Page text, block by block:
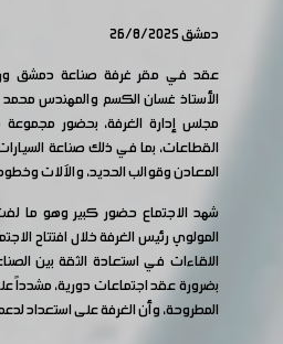
دمشق 26/8/2025
عقد في مقر غرفة صناعة دمشق
الأستاذ غسان الكسم والمهندس
مجلس إدارة الغرفة، بحضور
القطاعات، بما في ذلك صناعة
المعادن وقوالب الحديد، والآلات
شهد الاجتماع حضور كبير وهو ما
المولوي رئيس الغرفة خلال افتتاح
اللقاءات في استعادة الثقة بين
بضرورة عقد اجتماعات دورية،
المطروحة، وأن الغرفة على استعداد